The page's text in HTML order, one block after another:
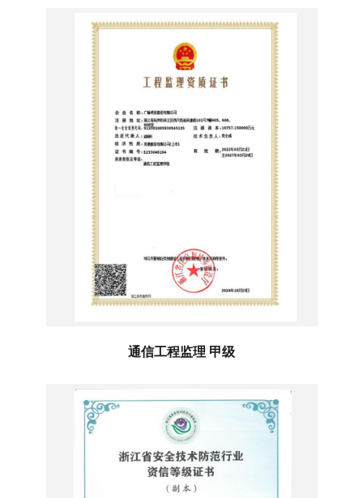
通信工程监理 甲级